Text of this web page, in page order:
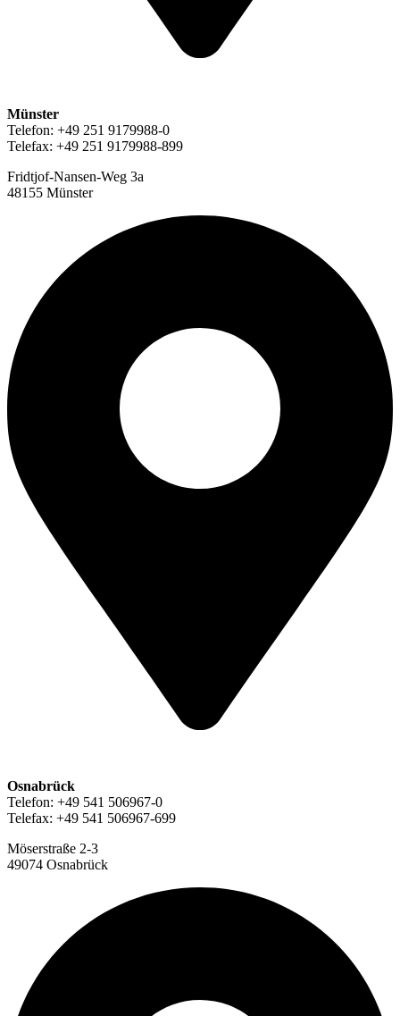
Münster
Telefon: +49 251 9179988-0
Telefax: +49 251 9179988-899
Fridtjof-Nansen-Weg 3a
48155 Münster
Osnabrück
Telefon: +49 541 506967-0
Telefax: +49 541 506967-699
Möserstraße 2-3
49074 Osnabrück